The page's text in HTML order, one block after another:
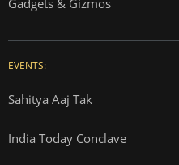
EVENTS:
Sahitya Aaj Tak
India Today Conclave